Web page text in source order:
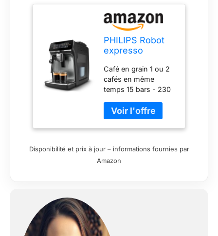
PHILIPS Robot
expresso
Café en grain 1 ou 2
cafés en même
temps 15 bars - 230
céramique résistant
Réservoir d'eau 1.8
litres
Disponibilité et prix à jour – informations fournies par
Amazon